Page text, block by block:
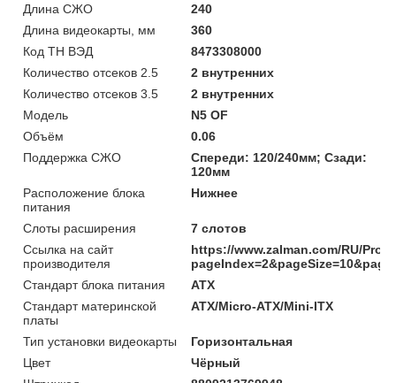
Длина СЖО
240
Длина видеокарты, мм
360
Код ТН ВЭД
8473308000
Количество отсеков 2.5
2 внутренних
Количество отсеков 3.5
2 внутренних
Модель
N5 OF
Объём
0.06
Поддержка СЖО
Спереди: 120/240мм; Сзади:
120мм
Расположение блока
питания
Нижнее
Слоты расширения
7 слотов
Ссылка на сайт
производителя
https://www.zalman.com/RU/
Стандарт блока питания
ATX
Стандарт материнской
платы
ATX/Micro-ATX/Mini-ITX
Тип установки видеокарты
Горизонтальная
Цвет
Чёрный